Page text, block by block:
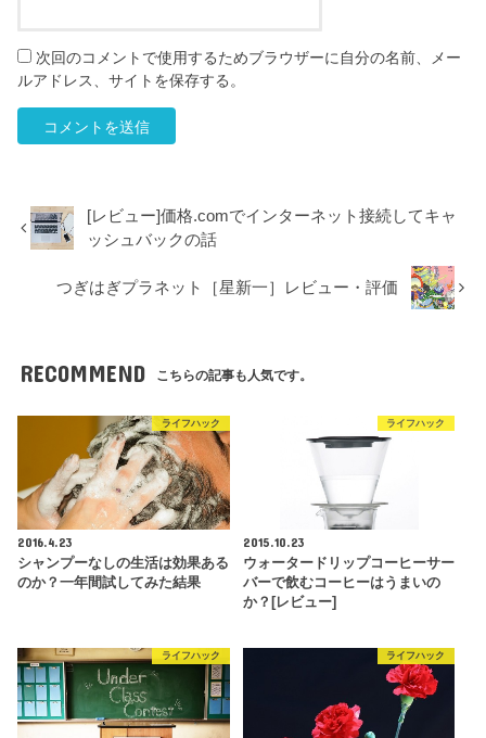
次回のコメントで使用するためブラウザーに自分の名前、メー
ルアドレス、サイトを保存する。
[レビュー]価格.comでインターネット接続してキャ
ッシュバックの話
つぎはぎプラネット［星新一］レビュー・評価
RECOMMEND こちらの記事も人気です。
ライフハック
2016.4.23
シャンプーなしの生活は効果ある
のか？一年間試してみた結果
ライフハック
2015.10.23
ウォータードリップコーヒーサー
バーで飲むコーヒーはうまいの
か？[レビュー]
ライフハック ライフハック